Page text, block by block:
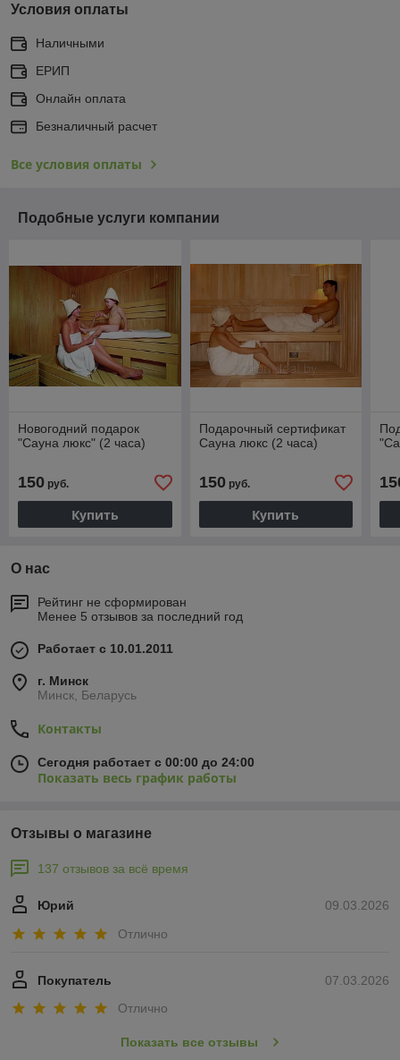
Условия оплаты
Наличными
ЕРИП
Онлайн оплата
Безналичный расчет
Все условия оплаты
Подобные услуги компании
Новогодний подарок
"Сауна люкс" (2 часа)
150 руб.
Купить
Подарочный сертификат
Сауна люкс (2 часа)
150руб.
Купить
О нас
Рейтинг не сформирован
Менее 5 отзывов за последний год
Работает с 10.01.2011
г. Минск
Минск, Беларусь
Контакты
Сегодня работает с 00:00 до 24:00
Показать весь график работы
Отзывы о магазине
137 отзывов за всё время
09.03.2026
Юрий
Отлично
07.03.2026
Покупатель
Отлично
Показать все отзывы